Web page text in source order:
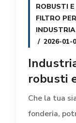
ROBUSTI
FILTRO
2026-01-
robusti
Che la tua
fonderia,